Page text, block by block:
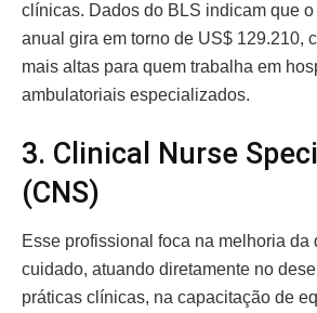
clínicas. Dados do BLS indicam que
anual gira em torno de US$ 129.210,
mais altas para quem trabalha em
ambulatoriais especializados.
3. Clinical Nurse
(CNS)
Esse profissional foca na melhoria da
cuidado, atuando diretamente no
práticas clínicas, na capacitação de